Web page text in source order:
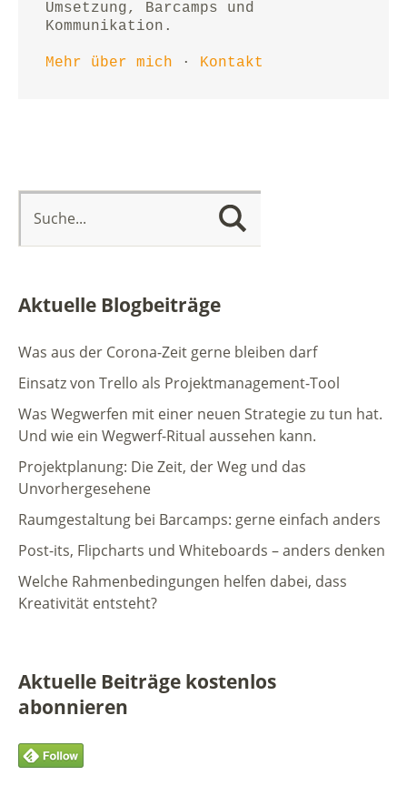
Umsetzung, Barcamps und
Kommunikation.
Mehr über mich · Kontakt
Aktuelle Blogbeiträge
Was aus der Corona-Zeit gerne bleiben darf
Einsatz von Trello als Projektmanagement-Tool
Was Wegwerfen mit einer neuen Strategie zu tun hat.
Und wie ein Wegwerf-Ritual aussehen kann.
Projektplanung: Die Zeit, der Weg und das
Unvorhergesehene
Raumgestaltung bei Barcamps: gerne einfach anders
Post-its, Flipcharts und Whiteboards – anders denken
Welche Rahmenbedingungen helfen dabei, dass
Kreativität entsteht?
Aktuelle Beiträge kostenlos
abonnieren